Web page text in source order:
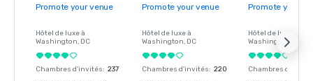
Promote your venue
Hôtel de luxe à
Washington, DC
Chambres d'invités: 237
Promote your venue
Hôtel de luxe à
Washington, DC
Chambres d'invités: 220
Promote your
Hôtel de luxe à
Washington
Chambres